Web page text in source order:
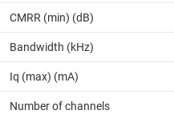
CMRR (min) (dB)
Bandwidth (kHz)
Iq (max) (mA)
Number of channels